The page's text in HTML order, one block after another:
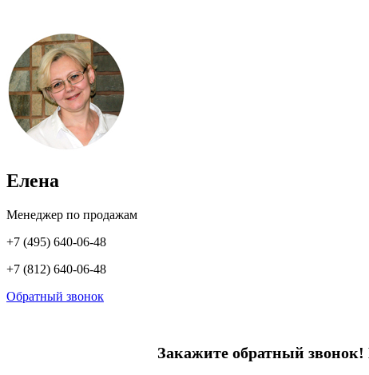
Елена
Менеджер по продажам
+7 (495) 640-06-48
+7 (812) 640-06-48
Обратный звонок
Закажите обратный